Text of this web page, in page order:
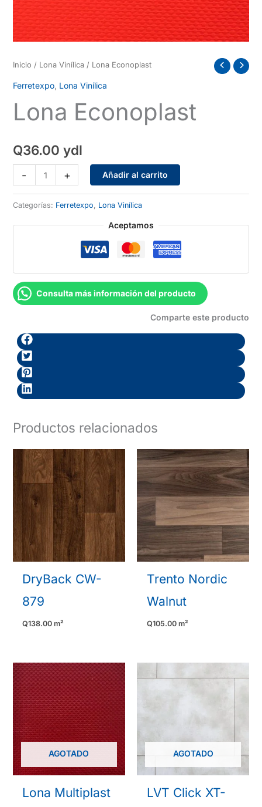
Inicio / Lona Vinílica/ Lona Econoplast
Ferretexpo, Lona Vinílica
Lona Econoplast
Q36.00 ydl
-
Econoplast
cantidad
+ Añadir al carrito
Categorías: Ferretexpo Lona Vinílica
Aceptamos
Consulta más información del producto
Comparte este producto
Productos relacionados
DryBack CW-
879
Q138.00 m²
Trento Nordic
Walnut
Q105.00m²
AGOTADO
Lona Multiplast
AGOTADO
LVT Click XT-